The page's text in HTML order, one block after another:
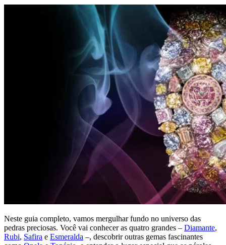
Neste guia completo, vamos mergulhar fundo no universo das
pedras preciosas. Você vai conhecer as quatro grandes – Diamante,
Rubi, Safira e Esmeralda –, descobrir outras gemas fascinantes